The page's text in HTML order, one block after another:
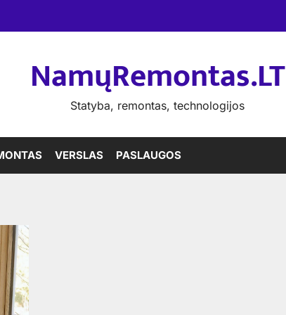
NamųRemontas.LT
Statyba, remontas, technologijos
VERSLAS PASLAUGOS